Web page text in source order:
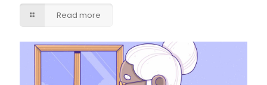
Read more